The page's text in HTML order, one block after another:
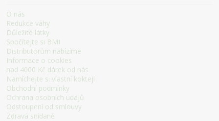
O nás
Redukce váhy
Důležité látky
Spočítejte si BMI
Distributorům nabízíme
Informace o cookies
nad 4000 Kč dárek od nás
Namíchejte si vlastní koktejl
Obchodní podmínky
Ochrana osobních údajů
Odstoupení od smlouvy
Zdravá snídaně